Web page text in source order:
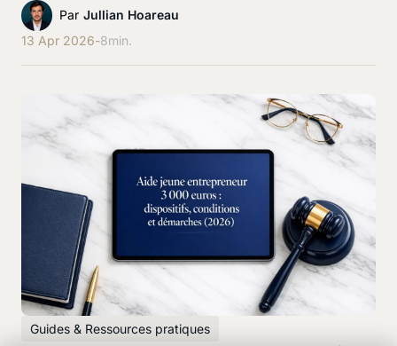
Par Jullian Hoareau
13 Apr 2026-8min.
Guides & Ressources pratiques